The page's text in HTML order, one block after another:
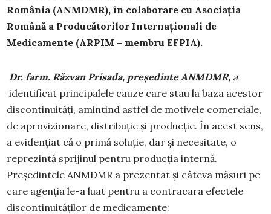
România (ANMDMR), în colaborare cu Asociația
Română a Producătorilor Internaționali de
Medicamente (ARPIM – membru EFPIA).
Dr. farm. Răzvan Prisada, președinte ANMDMR, a
identificat principalele cauze care stau la baza acestor
discontinuități, amintind astfel de motivele comerciale,
de aprovizionare, distribuție și producție. În acest sens,
a evidențiat că o primă soluție, dar și necesitate, o
reprezintă sprijinul pentru producția internă.
Președintele ANMDMR a prezentat și câteva măsuri pe
care agenția le-a luat pentru a contracara efectele
discontinuităților de medicamente: